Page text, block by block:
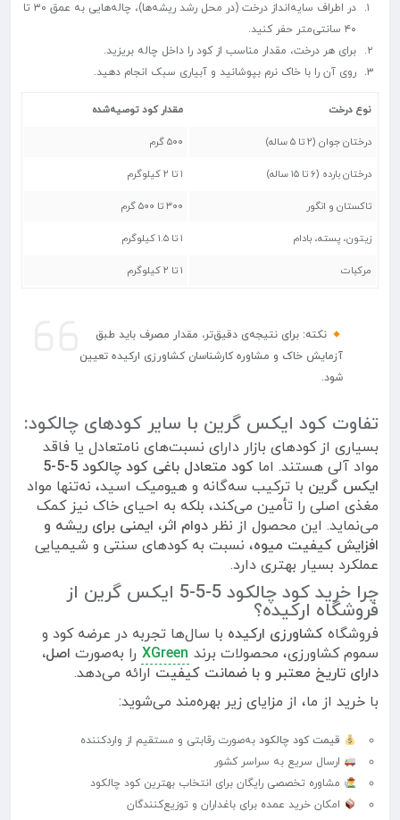
در اطراف سایه‌انداز درخت (در محل رشد ریشه‌ها)، چاله‌هایی به عمق ۳۰ تا
۴۰ سانتی‌متر حفر کنید.
برای هر درخت، مقدار مناسب از کود را داخل چاله بریزید.
روی آن را با خاک نرم بپوشانید و آبیاری سبک انجام دهید.
نوع درخت مقدار کود توصیه‌شده
درختان جوان (۲ تا ۵ ساله) ۵۰۰ گرم
درختان بارده (۶ تا ۱۵ ساله) ۱ تا ۲ کیلوگرم
تاکستان و انگور ۳۰۰ تا ۵۰۰ گرم
زیتون، پسته، بادام ۱ تا ۱.۵ کیلوگرم
مرکبات ۱ تا ۲ کیلوگرم
نکته: برای نتیجه‌ی دقیق‌تر، مقدار مصرف باید طبق
آزمایش خاک و مشاوره کارشناسان کشاورزی ارکیده تعیین
شود.
تفاوت کود ایکس گرین با سایر کودهای چالکود:
بسیاری از کودهای بازار دارای نسبت‌های نامتعادل یا فاقد
مواد آلی هستند. اما
کود متعادل باغی کود چالکود 5-5-5
ایکس گرین با ترکیب سه‌گانه و هیومیک اسید، نه‌تنها مواد
مغذی اصلی را تأمین می‌کند، بلکه به احیای خاک نیز کمک
می‌نماید. این محصول از نظر دوام اثر، ایمنی برای ریشه و
افزایش کیفیت میوه، نسبت به کودهای سنتی و شیمیایی
عملکرد بسیار بهتری دارد.
چرا خرید کود چالکود 5-5-5 ایکس گرین از
فروشگاه ارکیده؟
فروشگاه کشاورزی ارکیده با سال‌ها تجربه در عرضه کود و
سموم کشاورزی، محصولات برند XGreen را به‌صورت اصل،
دارای تاریخ معتبر و با ضمانت کیفیت ارائه می‌دهد.
با خرید از ما، از مزایای زیر بهره‌مند می‌شوید:
قیمت کود چالکودبه‌صورت رقابتی و مستقیم از واردکننده
ارسال سریع به سراسر کشور
مشاوره تخصصی رایگان برای انتخاب بهترین کود چالکود
امکان خرید عمده برای باغداران و توزیع‌کنندگان